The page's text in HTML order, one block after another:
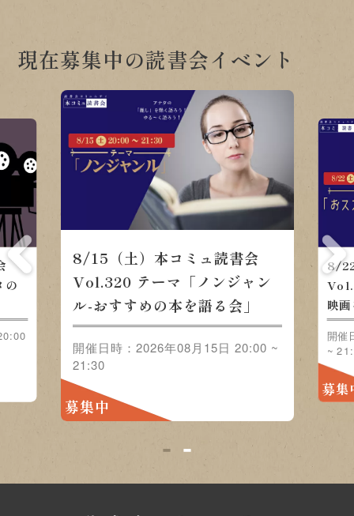
現在募集中の読書会イベント
の
8/15（土）本コミュ読書会
Vol.320 テーマ「ノンジャン
ル-おすすめの本を語る会」
開催日時：2026年08月15日 20:00 ~
21:30
募集中
8/
映
開催
~
募集
1 2